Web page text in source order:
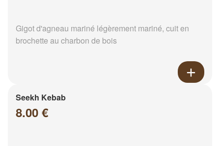
Gigot d'agneau mariné légèrement mariné, cuit en
brochette au charbon de bois
Seekh Kebab
8.00 €